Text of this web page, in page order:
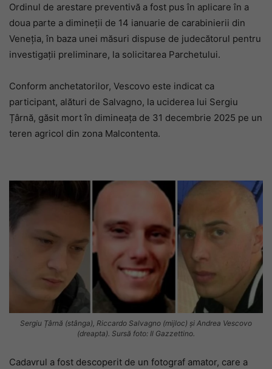
Ordinul de arestare preventivă a fost pus în aplicare în a
doua parte a dimineții de 14 ianuarie de carabinierii din
Veneția, în baza unei măsuri dispuse de judecătorul pentru
investigații preliminare, la solicitarea Parchetului.
Conform anchetatorilor, Vescovo este indicat ca
participant, alături de Salvagno, la uciderea lui Sergiu
Țârnă, găsit mort în dimineața de 31 decembrie 2025 pe un
teren agricol din zona Malcontenta.
Sergiu Țârnă (stânga), Riccardo Salvagno (mijloc) și Andrea Vescovo
(dreapta). Sursă foto: Il Gazzettino.
Cadavrul a fost descoperit de un fotograf amator, care a